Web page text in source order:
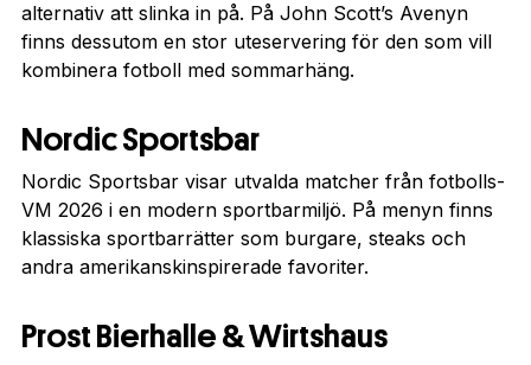
alternativ att slinka in på. På John Scott’s Avenyn
finns dessutom en stor uteservering för den som vill
kombinera fotboll med sommarhäng.
Nordic Sportsbar
Nordic Sportsbar visar utvalda matcher från fotbolls-
VM 2026 i en modern sportbarmiljö. På menyn finns
klassiska sportbarrätter som burgare, steaks och
andra amerikanskinspirerade favoriter.
Prost Bierhalle & Wirtshaus